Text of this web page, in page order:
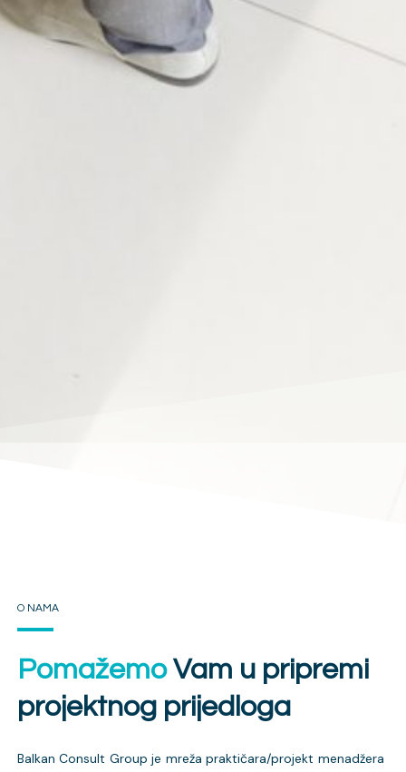
O NAMA
PomažemoVam u pripremi
projektnog prijedloga
Balkan Consult Group je mreža praktičara/projekt menadžera